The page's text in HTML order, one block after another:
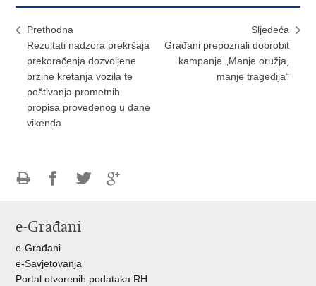
Prethodna
Rezultati nadzora prekršaja
prekoračenja dozvoljene
brzine kretanja vozila te
poštivanja prometnih
propisa provedenog u dane
vikenda
Sljedeća
Građani prepoznali dobrobit
kampanje „Manje oružja,
manje tragedija“
FacebookuTwitteru
e-Građani
e-Građani
e-Savjetovanja
Portal otvorenih podataka RH